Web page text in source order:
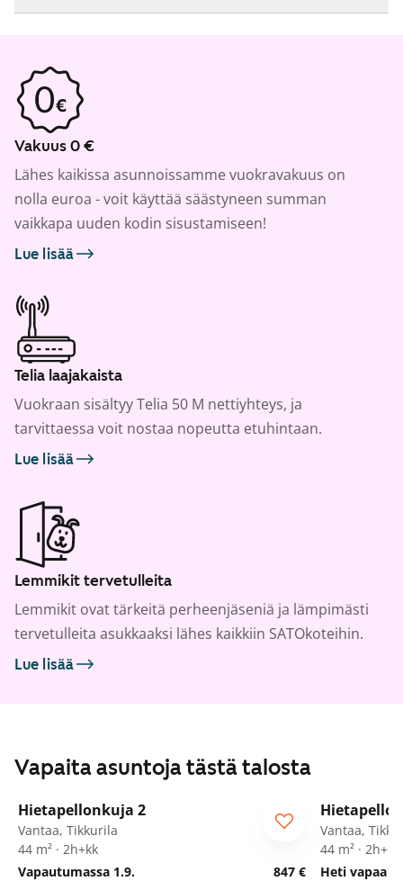
Vakuus 0 €
Lähes kaikissa asunnoissamme vuokravakuus on
nolla euroa - voit käyttää säästyneen summan
vaikkapa uuden kodin sisustamiseen!
Lue lisää
Telia laajakaista
Vuokraan sisältyy Telia 50 M nettiyhteys, ja
tarvittaessa voit nostaa nopeutta etuhintaan.
Lue lisää
Lemmikit tervetulleita
Lemmikit ovat tärkeitä perheenjäseniä ja lämpimästi
tervetulleita asukkaaksi lähes kaikkiin SATOkoteihin.
Lue lisää
Vapaita asuntoja tästä talosta
/11
ARA
Hietapellonkuja 2
Vantaa, Tikkurila
44 m² · 2h+kk
Vapautumassa 1.9.
847 €
ARA
Vantaa,
44 m² · 2h+kk
Heti vapaa